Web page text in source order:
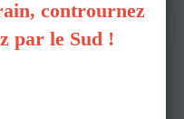
contrournez
par le Sud !